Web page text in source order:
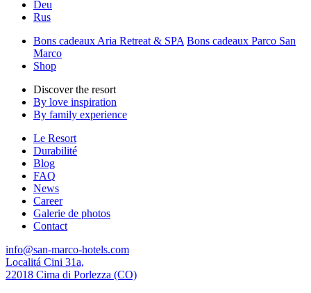
Deu
Rus
Bons cadeaux Aria Retreat & SPA Bons cadeaux Parco San
Marco
Shop
Discover the resort
By love inspiration
By family experience
Le Resort
Durabilité
Blog
FAQ
News
Career
Galerie de photos
Contact
info@san-marco-hotels.com
Localitá Cini 31a,
22018 Cima di Porlezza (CO)